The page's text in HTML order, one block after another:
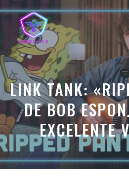
Saltar
contenido
LINK TANK:
DE BOB
EXCELENTE